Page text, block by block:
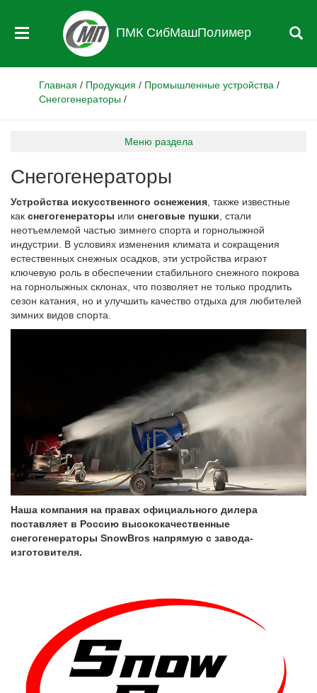
ПМК СибМашПолимер
Главная / Продукция / Промышленные устройства /
Снегогенераторы /
Меню раздела
Снегогенераторы
Устройства искусственного оснежения , также известные
как снегогенераторы или снеговые пушки , стали
неотъемлемой частью зимнего спорта и горнолыжной
индустрии. В условиях изменения климата и сокращения
естественных снежных осадков, эти устройства играют
ключевую роль в обеспечении стабильного снежного покрова
на горнолыжных склонах, что позволяет не только продлить
сезон катания, но и улучшить качество отдыха для любителей
зимних видов спорта.
Наша компания на правах официального дилера
поставляет в Россию высококачественные
снегогенераторы SnowBros напрямую с завода-
изготовителя.